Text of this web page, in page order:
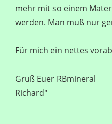
mehr mit so einem
werden. Man muß nur
Für mich ein nettes
Gruß Euer RBmineral
Richard"